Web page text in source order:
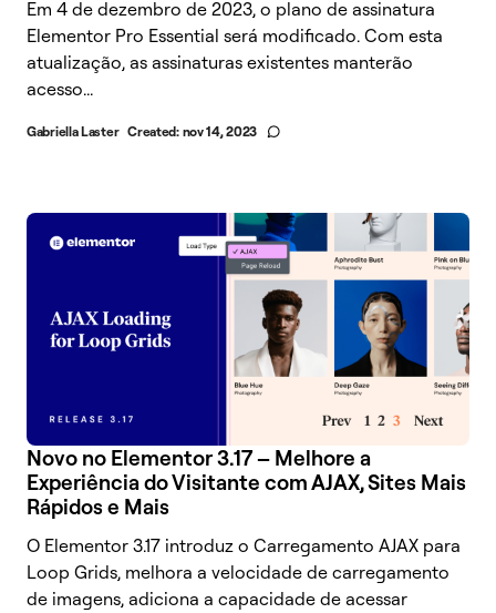
Em 4 de dezembro de 2023, o plano de assinatura
Elementor Pro Essential será modificado. Com esta
atualização, as assinaturas existentes manterão
acesso...
Gabriella Laster Created: nov 14, 2023
Novo no Elementor 3.17 – Melhore a
Experiência do Visitante com AJAX, Sites Mais
Rápidos e Mais
O Elementor 3.17 introduz o Carregamento AJAX para
Loop Grids, melhora a velocidade de carregamento
de imagens, adiciona a capacidade de acessar